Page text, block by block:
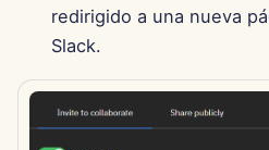
6 de septiembre de 2024
23 de agosto de 2024
16 de agosto de 2024
redirigido a una nueva
Slack.